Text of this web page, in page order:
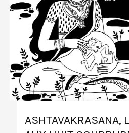
ASHTAVAKRASANA,